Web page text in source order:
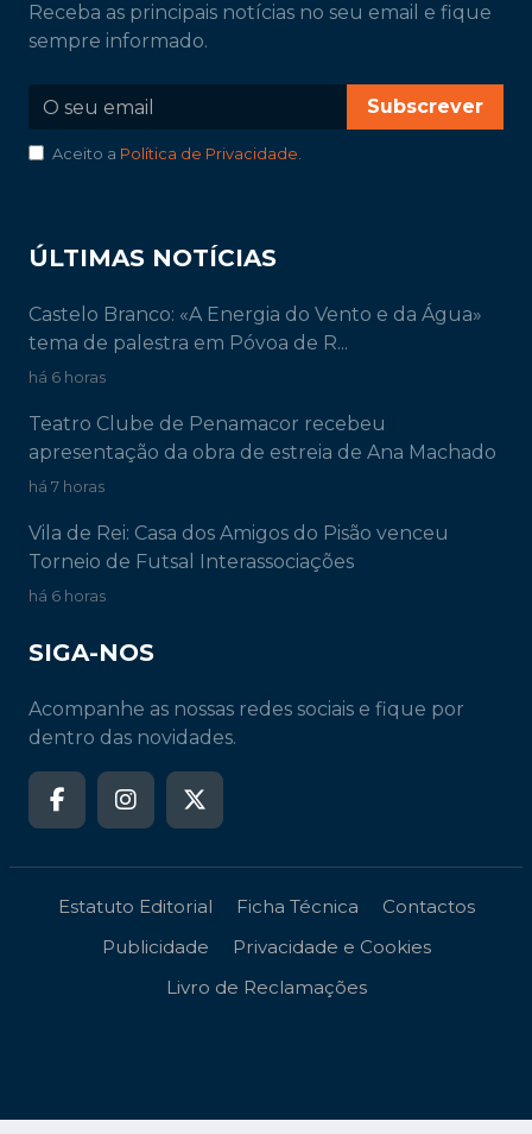
Receba as principais notícias no seu email e fique
sempre informado.
Subscrever
Aceito a Política de Privacidade.
ÚLTIMAS NOTÍCIAS
Castelo Branco: «A Energia do Vento e da Água»
tema de palestra em Póvoa de R...
há 6 horas
Teatro Clube de Penamacor recebeu
apresentação da obra de estreia de Ana Machado
há 7 horas
Vila de Rei: Casa dos Amigos do Pisão venceu
Torneio de Futsal Interassociações
há 6 horas
SIGA-NOS
Acompanhe as nossas redes sociais e fique por
dentro das novidades.
Estatuto Editorial Ficha Técnica
Contactos
Publicidade
Privacidade e Cookies
Livro de Reclamações